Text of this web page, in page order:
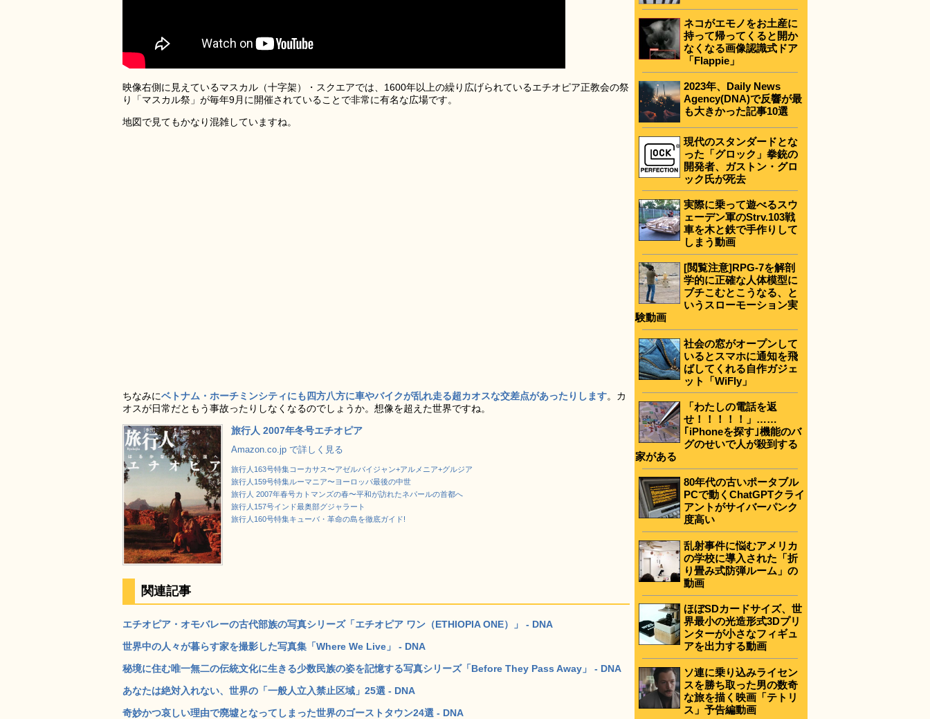
映像右側に見えているマスカル（十字架）・スクエアでは、1600年以上の繰り広げられているエチオピア正教会の祭
り「マスカル祭」が毎年9月に開催されていることで非常に有名な広場です。
地図で見てもかなり混雑していますね。
ちなみにベトナム・ホーチミンシティにも四方八方に車やバイクが乱れ走る超カオスな交差点があったりします。カ
オスが日常だともう事故ったりしなくなるのでしょうか。想像を超えた世界ですね。
旅行人 2007年冬号エチオピア
Amazon.co.jp で詳しく見る
旅行人163号特集コーカサス〜アゼルバイジャン+アルメニア+グルジア
旅行人159号特集ルーマニア〜ヨーロッパ最後の中世
旅行人 2007年春号カトマンズの春〜平和が訪れたネパールの首都へ
旅行人157号インド最奥部グジャラート
旅行人160号特集キューバ・革命の島を徹底ガイド!
関連記事
エチオピア・オモバレーの古代部族の写真シリーズ「エチオピア ワン（ETHIOPIA ONE）」 - DNA
世界中の人々が暮らす家を撮影した写真集「Where We Live」 - DNA
秘境に住む唯一無二の伝統文化に生きる少数民族の姿を記憶する写真シリーズ「Before They Pass Away」 - DNA
あなたは絶対入れない、世界の「一般人立入禁止区域」25選 - DNA
奇妙かつ哀しい理由で廃墟となってしまった世界のゴーストタウン24選 - DNA
ネコがエモノをお土産に
持って帰ってくると開か
なくなる画像認識式ドア
「Flappie」
2023年、Daily News
Agency(DNA)で反響が最
も大きかった記事10選
現代のスタンダードとな
った「グロック」拳銃の
開発者、ガストン・グロ
ック氏が死去
実際に乗って遊べるスウ
ェーデン軍のStrv.103戦
車を木と鉄で手作りして
しまう動画
[閲覧注意]RPG-7を解剖
学的に正確な人体模型に
ブチこむとこうなる、と
いうスローモーション実
験動画
社会の窓がオープンして
いるとスマホに通知を飛
ばしてくれる自作ガジェ
ット「WiFly」
「わたしの電話を返
せ！！！！！」……
｢iPhoneを探す｣機能のバ
グのせいで人が殺到する
家がある
80年代の古いポータブル
PCで動くChatGPTクライ
アントがサイバーパンク
度高い
乱射事件に悩むアメリカ
の学校に導入された「折
り畳み式防弾ルーム」の
動画
ほぼSDカードサイズ、世
界最小の光造形式3Dプリ
ンターが小さなフィギュ
アを出力する動画
ソ連に乗り込みライセン
スを勝ち取った男の数奇
な旅を描く映画「テトリ
ス」予告編動画